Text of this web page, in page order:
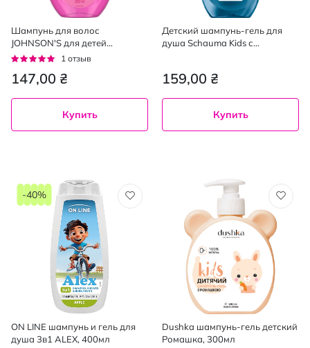
Шампунь для волос
JOHNSON'S для детей
Блестящие локоны 300 мл
Рейтинг:
1 отзыв
147,00 ₴
Купить
Детский шампунь-гель для
душа Schauma Kids с
159,00 ₴
Купить
ON LINE шампунь и гель для
душа 3в1 ALEX, 400мл
-40%
Dushka шампунь-гель детский
Ромашка, 300мл